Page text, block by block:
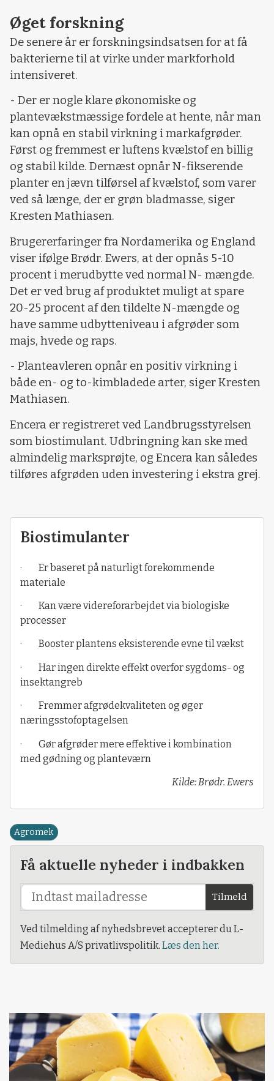
Øget forskning
De senere år er forskningsindsatsen for at få
bakterierne til at virke under markforhold
intensiveret.
- Der er nogle klare økonomiske og
plantevækstmæssige fordele at hente, når man
kan opnå en stabil virkning i markafgrøder.
Først og fremmest er luftens kvælstof en billig
og stabil kilde. Dernæst opnår N-fikserende
planter en jævn tilførsel af kvælstof, som varer
ved så længe, der er grøn bladmasse, siger
Kresten Mathiasen.
Brugererfaringer fra Nordamerika og England
viser ifølge Brødr. Ewers, at der opnås 5-10
procent i merudbytte ved normal N- mængde.
Det er ved brug af produktet muligt at spare
20-25 procent af den tildelte N-mængde og
have samme udbytteniveau i afgrøder som
majs, hvede og raps.
- Planteavleren opnår en positiv virkning i
både en- og to-kimbladede arter, siger Kresten
Mathiasen.
Encera er registreret ved Landbrugsstyrelsen
som biostimulant. Udbringning kan ske med
almindelig marksprøjte, og Encera kan således
tilføres afgrøden uden investering i ekstra grej.
Biostimulanter
· Er baseret på naturligt forekommende
materiale
· Kan være videreforarbejdet via biologiske
processer
· Booster plantens eksisterende evne til vækst
· Har ingen direkte effekt overfor sygdoms- og
insektangreb
· Fremmer afgrødekvaliteten og øger
næringsstofoptagelsen
· Gør afgrøder mere effektive i kombination
med gødning og planteværn
Kilde: Brødr. Ewers
Agromek
Få aktuelle nyheder i indbakken
Tilmeld
Ved tilmelding af nyhedsbrevet accepterer du L-
Mediehus A/S privatlivspolitik. Læs den her.